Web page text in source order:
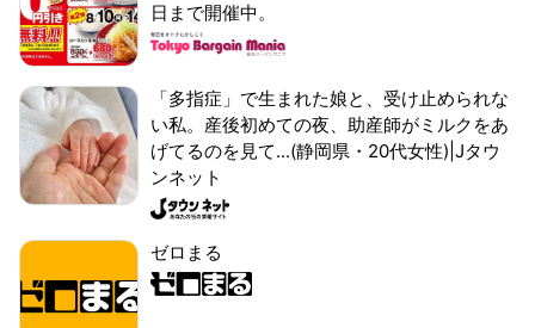
日まで開催中。
「多指症」で生まれた娘と、受け止められな
い私。産後初めての夜、助産師がミルクをあ
げてるのを見て...(静岡県・20代女性)|Jタウ
ンネット
ゼロまる